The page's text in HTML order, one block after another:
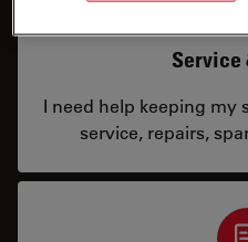
Service
I need help keeping my
service, repairs,